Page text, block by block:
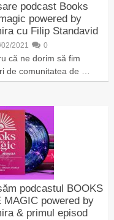
podcast Books
powered by
cu Filip Standavid
02/2021 0
că ne dorim să fim
de comunitatea de …
podcastul BOOKS
MAGIC powered by
& primul episod